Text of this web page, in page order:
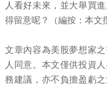
人看好未來，並大舉買
得留意呢？（編按：本文
文章內容為美股夢想家
人同意。本文僅供投資
務建議，亦不負擔盈虧